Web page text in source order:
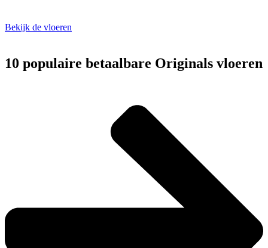
Bekijk de vloeren
10 populaire betaalbare Originals vloeren